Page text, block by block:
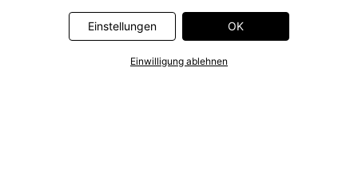
Einstellungen OK
Einwilligung ablehnen